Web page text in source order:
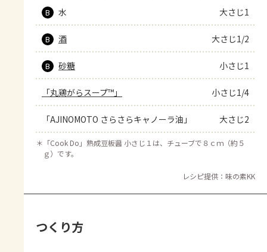
B 水 大さじ1
B 酒 大さじ1/2
B 砂糖 小さじ1
「丸鶏がらスープ™」 小さじ1/4
「AJINOMOTO さらさらキャノーラ油」 大さじ2
＊ 「Cook Do」熟成豆板醤 小さじ１は、チューブで８ｃｍ（約５
ｇ）です。
レシピ提供：味の素KK
つくり方